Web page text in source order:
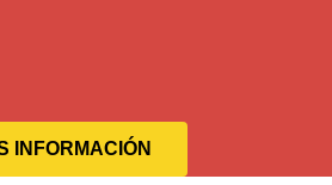
INFORMACIÓN